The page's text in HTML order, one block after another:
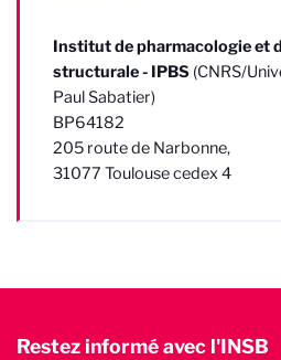
Institut de pharmacologie et
structurale - IPBS (CNRS/
Paul Sabatier)
BP64182
205 route de Narbonne,
31077 Toulouse cedex 4
Restez informé avec l'INSB